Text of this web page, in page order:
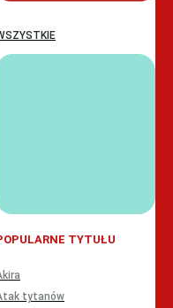
TYTUŁU
tytanów